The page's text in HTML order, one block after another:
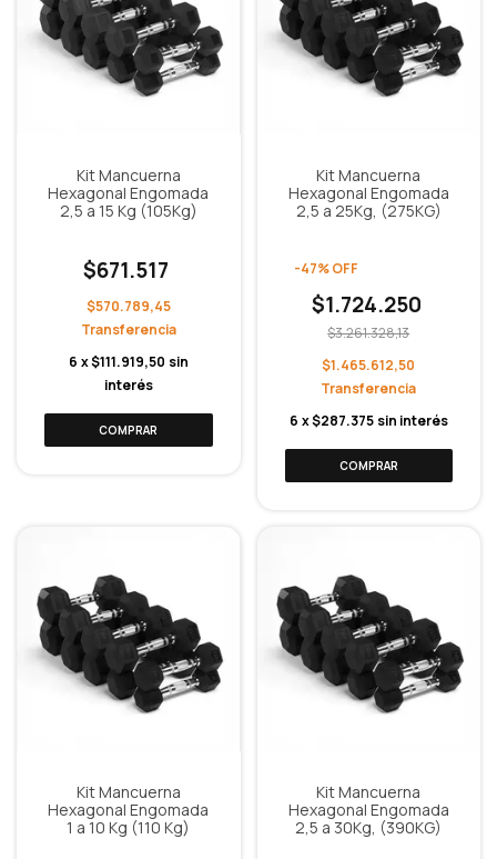
Kit Mancuerna
Hexagonal Engomada
2,5 a 15 Kg (105Kg)
$671.517
$570.789,45
6 x$111.919,50 sin
interés
Kit Mancuerna
Hexagonal Engomada
2,5 a 25Kg, (275KG)
-47%OFF
$1.724.250
$3.261.328,13
$1.465.612,50
6 x$287.375 sin interés
Kit Mancuerna
Hexagonal Engomada
1 a 10 Kg (110 Kg)
Kit Mancuerna
Hexagonal Engomada
2,5 a 30Kg, (390KG)